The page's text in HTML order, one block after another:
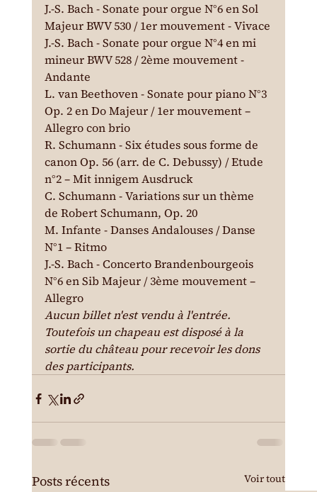
J.-S. Bach - Sonate pour orgue N°6 en Sol
Majeur BWV 530 / 1er mouvement - Vivace
J.-S. Bach - Sonate pour orgue N°4 en mi
mineur BWV 528 / 2ème mouvement -
Andante
L. van Beethoven - Sonate pour piano N°3
Op. 2 en Do Majeur / 1er mouvement –
Allegro con brio
R. Schumann - Six études sous forme de
canon Op. 56 (arr. de C. Debussy) / Etude
n°2 – Mit innigem Ausdruck
C. Schumann - Variations sur un thème
de Robert Schumann, Op. 20
M. Infante - Danses Andalouses / Danse
N°1 – Ritmo
J.-S. Bach - Concerto Brandenbourgeois
N°6 en Sib Majeur / 3ème mouvement –
Allegro
Aucun billet n'est vendu à l'entrée.
Toutefois un chapeau est disposé à la
sortie du château pour recevoir les dons
des participants.
Posts récents Voir tout